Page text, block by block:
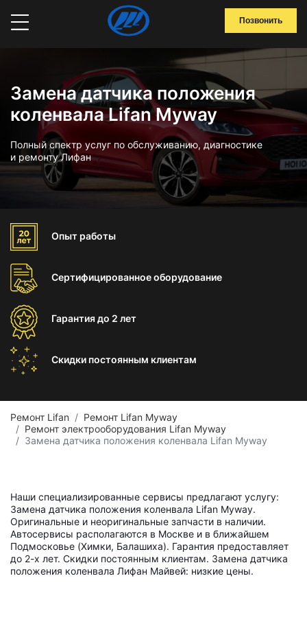
Позвонить
Замена датчика положения
коленвала Lifan Myway
Полный спектр услуг по обслуживанию, диагностике
и ремонту Лифан
Опыт работы
Сертифицированноеоборудование
Гарантиядо 2 лет
Скидки постоянным клиентам
Ремонт Lifan
Ремонт Lifan Myway
Ремонт электрооборудования Lifan Myway
Замена датчика положения коленвала Lifan Myway
Наши специализированные сервисы предлагают услугу:
Замена датчика положения коленвала Lifan Myway.
Оригинальные и неоригинальные запчасти в наличии.
Автосервисы располагаются в Москве и в ближайшем
Подмосковье (Химки, Балашиха). Гарантия предоставляет
до 2-х лет. Скидки постоянным клиентам. Замена датчика
положения коленвала Лифан Майвей: низкие цены.